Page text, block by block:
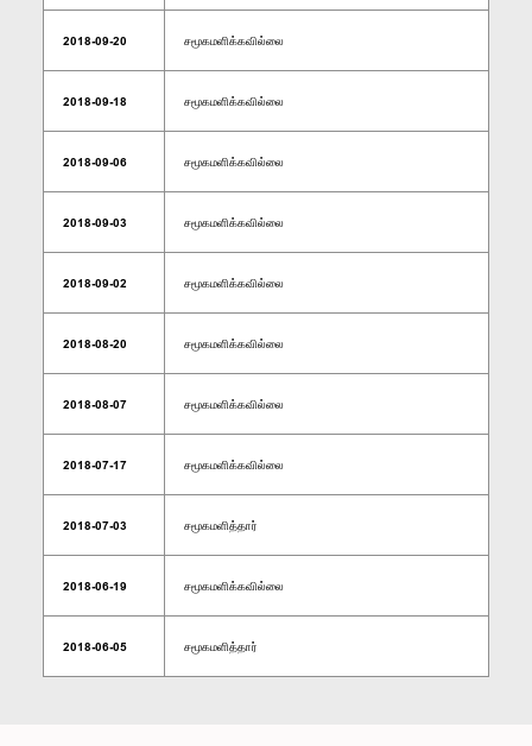
2018-09-20 சமூகமளிக்கவில்லை
2018-09-18 சமூகமளிக்கவில்லை
2018-09-06 சமூகமளிக்கவில்லை
2018-09-03 சமூகமளிக்கவில்லை
2018-09-02 சமூகமளிக்கவில்லை
2018-08-20 சமூகமளிக்கவில்லை
2018-08-07 சமூகமளிக்கவில்லை
2018-07-17 சமூகமளிக்கவில்லை
2018-07-03 சமூகமளித்தார்
2018-06-19 சமூகமளிக்கவில்லை
2018-06-05 சமூகமளித்தார்